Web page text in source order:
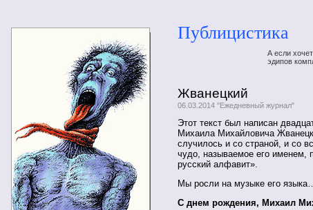
Публицистика
А если
эдипов
Жванецкий
06.03.2014 "Ежедневный журнал"
Этот текст был написан
Михаила Михайловича
случилось и со страной, и со
чудо, называемое его именем,
русский алфавит».
Мы росли на музыке его
С днем рождения, Михаил